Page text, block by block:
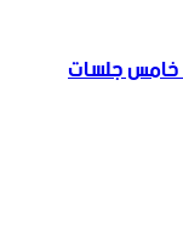
خامس جلسات